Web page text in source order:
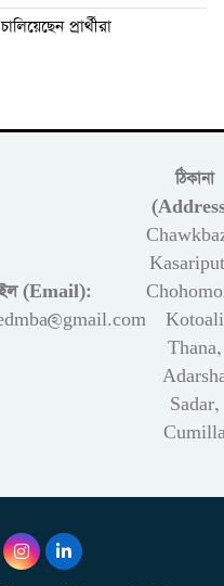
প্রার্থীরা
(Email):
ঠিকানা
Kotoali
Thana,
Sadar,